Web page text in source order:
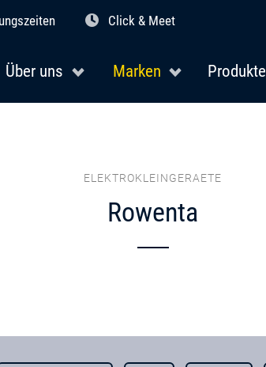
Click & Meet
Über uns Marken Produkte
ELEKTROKLEINGERAETE
Rowenta